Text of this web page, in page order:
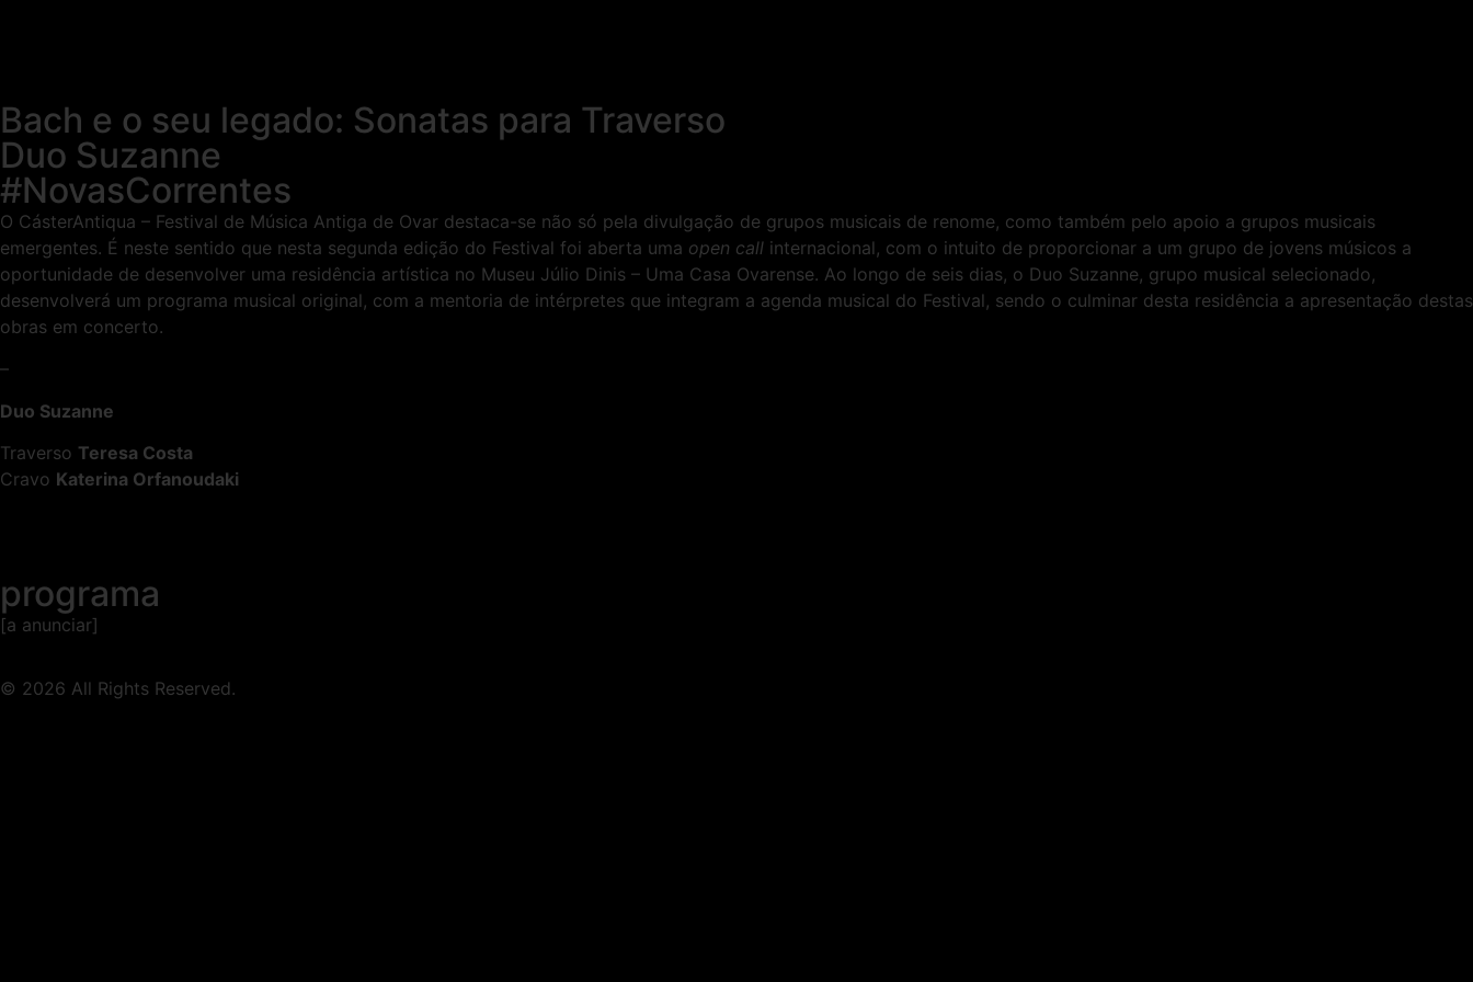
Bach e o seu legado: Sonatas para Traverso
Duo Suzanne
#NovasCorrentes
O CásterAntiqua – Festival de Música Antiga de Ovar destaca-se não só pela divulgação de grupos musicais de renome, como também pelo apoio a grupos musicais
emergentes. É neste sentido que nesta segunda edição do Festival foi aberta uma open call internacional, com o intuito de proporcionar a um grupo de jovens músicos a
oportunidade de desenvolver uma residência artística no Museu Júlio Dinis – Uma Casa Ovarense. Ao longo de seis dias, o Duo Suzanne, grupo musical selecionado,
desenvolverá um programa musical original, com a mentoria de intérpretes que integram a agenda musical do Festival, sendo o culminar desta residência a apresentação destas
obras em concerto.
–
Duo Suzanne
Traverso Teresa Costa
Cravo Katerina Orfanoudaki
programa
[a anunciar]
© 2026 All Rights Reserved.